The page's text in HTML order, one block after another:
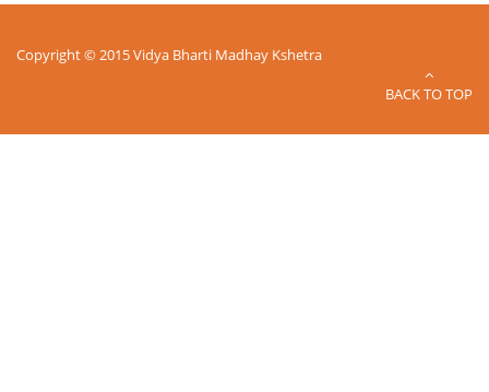
Copyright © 2015 Vidya Bharti Madhay Kshetra
BACK TO TOP